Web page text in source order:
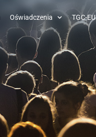
Oświadczenia TGC-EU